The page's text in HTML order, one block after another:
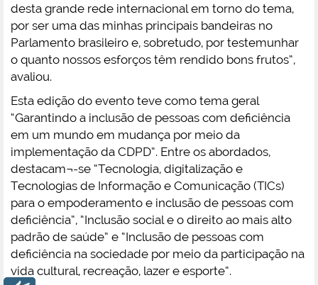
desta grande rede internacional em torno do tema,
por ser uma das minhas principais bandeiras no
Parlamento brasileiro e, sobretudo, por testemunhar
o quanto nossos esforços têm rendido bons frutos”,
avaliou.
Esta edição do evento teve como tema geral
“Garantindo a inclusão de pessoas com deficiência
em um mundo em mudança por meio da
implementação da CDPD”. Entre os abordados,
destacam¬-se “Tecnologia, digitalização e
Tecnologias de Informação e Comunicação (TICs)
para o empoderamento e inclusão de pessoas com
deficiência”, “Inclusão social e o direito ao mais alto
padrão de saúde” e “Inclusão de pessoas com
deficiência na sociedade por meio da participação na
vida cultural, recreação, lazer e esporte”.